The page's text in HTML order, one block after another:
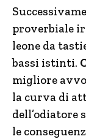
proverbiale
leone da
bassi istinti.
migliore
la curva di
dell’odiatore
le